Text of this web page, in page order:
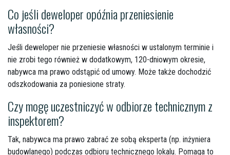
Co jeśli deweloper opóźnia przeniesienie
własności?
Jeśli deweloper nie przeniesie własności w ustalonym terminie i
nie zrobi tego również w dodatkowym, 120-dniowym okresie,
nabywca ma prawo odstąpić od umowy. Może także dochodzić
odszkodowania za poniesione straty.
Czy mogę uczestniczyć w odbiorze technicznym z
inspektorem?
Tak, nabywca ma prawo zabrać ze sobą eksperta (np. inżyniera
budowlanego) podczas odbioru technicznego lokalu. Pomaga to